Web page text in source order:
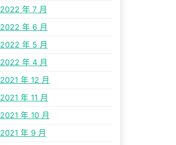
2022 年 7 月
2022 年 6 月
2022 年 5 月
2022 年 4 月
2021 年 12 月
2021 年 11 月
2021 年 10 月
2021 年 9 月